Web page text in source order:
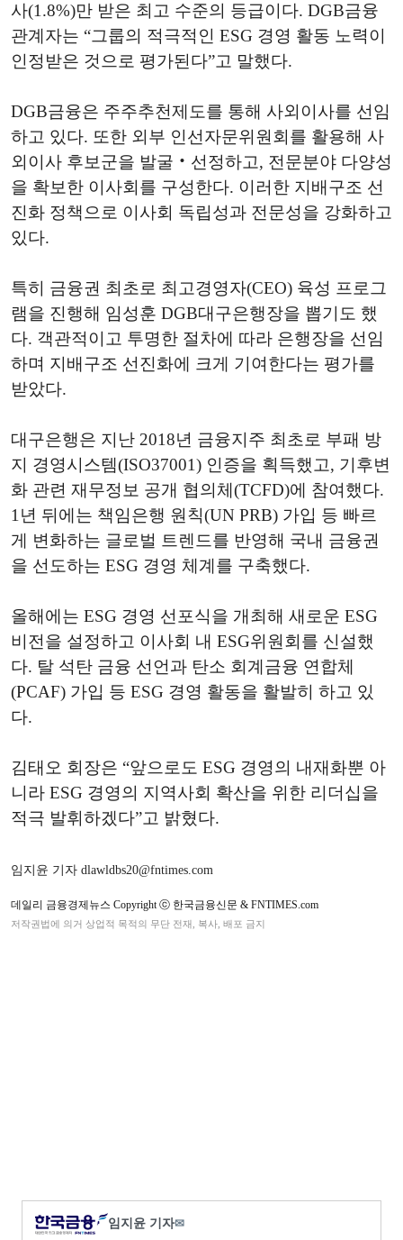
사(1.8%)만 받은 최고 수준의 등급이다. DGB금융
관계자는 “그룹의 적극적인 ESG 경영 활동 노력이
인정받은 것으로 평가된다”고 말했다.
DGB금융은 주주추천제도를 통해 사외이사를 선임
하고 있다. 또한 외부 인선자문위원회를 활용해 사
외이사 후보군을 발굴‧선정하고, 전문분야 다양성
을 확보한 이사회를 구성한다. 이러한 지배구조 선
진화 정책으로 이사회 독립성과 전문성을 강화하고
있다.
특히 금융권 최초로 최고경영자(CEO) 육성 프로그
램을 진행해 임성훈 DGB대구은행장을 뽑기도 했
다. 객관적이고 투명한 절차에 따라 은행장을 선임
하며 지배구조 선진화에 크게 기여한다는 평가를
받았다.
대구은행은 지난 2018년 금융지주 최초로 부패 방
지 경영시스템(ISO37001) 인증을 획득했고, 기후변
화 관련 재무정보 공개 협의체(TCFD)에 참여했다.
1년 뒤에는 책임은행 원칙(UN PRB) 가입 등 빠르
게 변화하는 글로벌 트렌드를 반영해 국내 금융권
을 선도하는 ESG 경영 체계를 구축했다.
올해에는 ESG 경영 선포식을 개최해 새로운 ESG
비전을 설정하고 이사회 내 ESG위원회를 신설했
다. 탈 석탄 금융 선언과 탄소 회계금융 연합체
(PCAF) 가입 등 ESG 경영 활동을 활발히 하고 있
다.
김태오 회장은 “앞으로도 ESG 경영의 내재화뿐 아
니라 ESG 경영의 지역사회 확산을 위한 리더십을
적극 발휘하겠다”고 밝혔다.
임지윤 기자 dlawldbs20@fntimes.com
데일리 금융경제뉴스 Copyright ⓒ 한국금융신문 & FNTIMES.com
저작권법에 의거 상업적 목적의 무단 전재, 복사, 배포 금지
임지윤 기자✉